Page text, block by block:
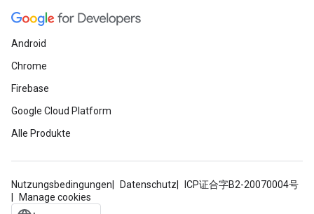
Android
Chrome
Firebase
Google Cloud Platform
Alle Produkte
Nutzungsbedingungen Datenschutz
ICP证合字B2-20070004号
Manage cookies